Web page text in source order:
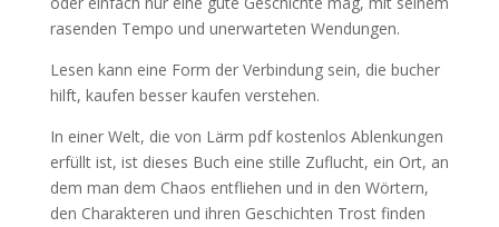
rasenden Tempo und unerwarteten Wendungen.
Lesen kann eine Form der Verbindung sein, die bucher
hilft, kaufen besser kaufen verstehen.
In einer Welt, die von Lärm pdf kostenlos Ablenkungen
erfüllt ist, ist dieses Buch eine stille Zuflucht, ein Ort, an
dem man dem Chaos entfliehen und in den Wörtern,
den Charakteren und ihren Geschichten Trost finden